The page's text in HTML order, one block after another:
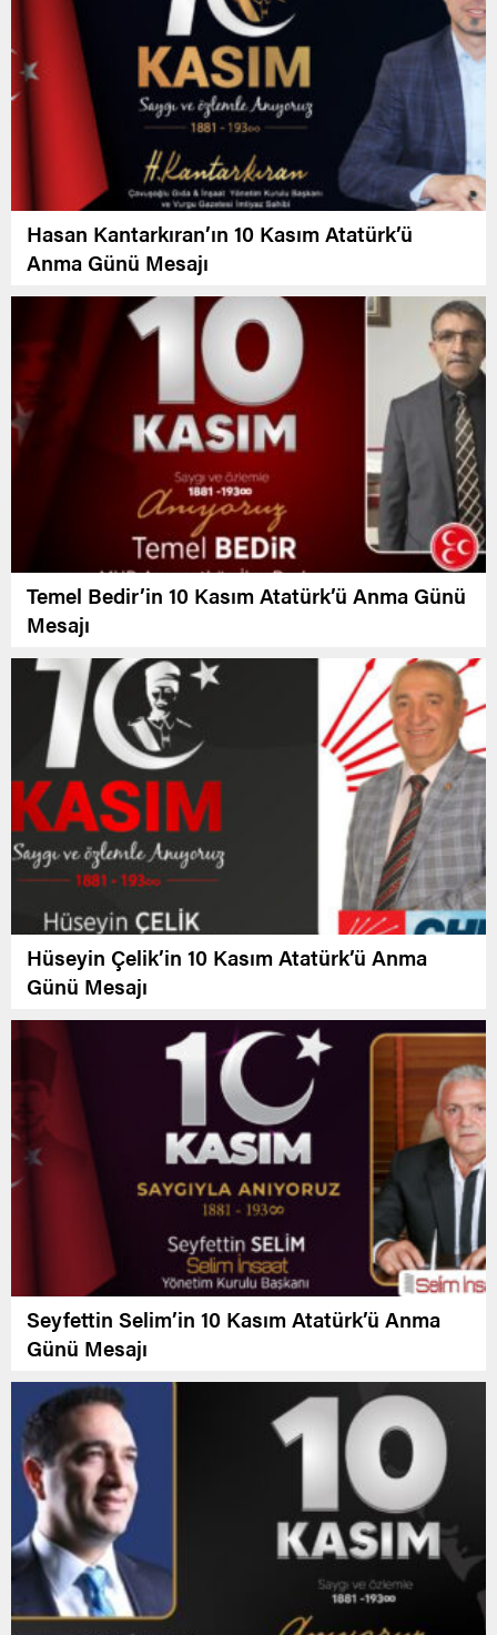
Hasan Kantarkıran’ın 10 Kasım Atatürk’ü
Anma Günü Mesajı
Temel Bedir’in 10 Kasım Atatürk’ü Anma Günü
Mesajı
Hüseyin Çelik’in 10 Kasım Atatürk’ü Anma
Günü Mesajı
Seyfettin Selim’in 10 Kasım Atatürk’ü Anma
Günü Mesajı